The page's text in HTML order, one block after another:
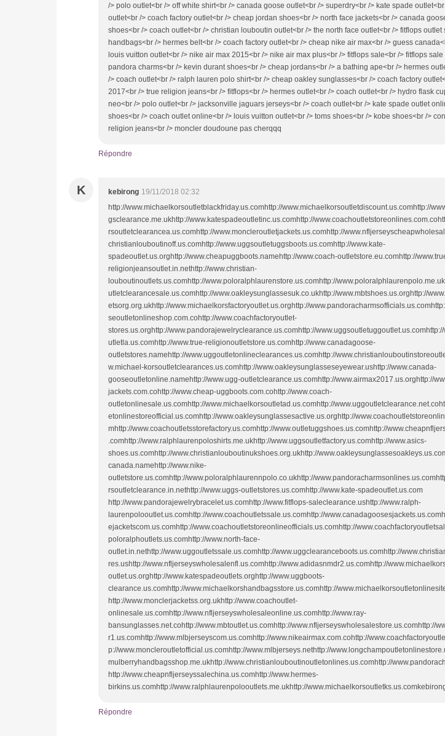
/> polo outlet<br /> off white shirt<br /> canada goose outlet<br /> superdry<br /> kate spade
outlet<br /> coach factory outlet<br /> cheap jordan shoes<br /> north face jackets<br /> canada
shoes<br /> coach outlet<br /> christian louboutin outlet<br /> the north face outlet<br /> fitflops outlet
handbags<br /> hermes belt<br /> coach factory outlet<br /> cheap nike air max<br /> guess
louis vuitton outlet<br /> nike air max 2015<br /> nike air max plus<br /> fitflops sale<br /> fitflops
pandora charms<br /> kevin durant shoes<br /> cheap jordans<br /> a bathing ape<br /> hermes
/> coach outlet<br /> ralph lauren polo shirt<br /> cheap oakley sunglasses<br /> coach factory
2017<br /> true religion jeans<br /> fitflops<br /> hermes outlet<br /> coach outlet<br /> hydro flask
neo<br /> polo outlet<br /> jacksonville jaguars jerseys<br /> coach outlet<br /> kate spade outlet
shoes<br /> coach outlet online<br /> louis vuitton outlet<br /> toms shoes<br /> kobe shoes<br />
religion jeans<br /> moncler doudoune pas cherqqq
Répondre
K kebirong 19/11/2018 02:32
http://www.michaelkorsoutletblackfriday.us.comhttp://www.michaelkorsoutletdiscount.us.comhttp://
gsclearance.me.ukhttp://www.katespadeoutletinc.us.comhttp://
rsoutletclearancea.us.comhttp://www.moncleroutletjackets.us.comhttp://
christianlouboutinoff.us.comhttp://www.uggsoutletuggsboots.us.comhttp://www.kate-
spadeoutlet.us.orghttp://www.cheapuggboots.namehttp://www.coach-outletstore.eu.comhttp://
religionjeansoutlet.in.nethttp://www.christian-
louboutinoutlets.us.comhttp://www.poloralphlaurenstore.us.comhttp://
utletclearancesale.us.comhttp://www.oakleysunglassesuk.co.ukhttp://www.mbtshoes.us.orghttp://
etsorg.org.ukhttp://www.michaelkorsfactoryoutlet.us.orghttp://
seoutletonlineshop.com.cohttp://www.coachfactoryoutlet-
stores.us.orghttp://www.pandorajewelryclearance.us.comhttp://
utletla.us.comhttp://www.true-religionoutletstore.us.comhttp://www.canadagoose-
outletstores.namehttp://www.uggoutletonlineclearances.us.comhttp://
w.michael-korsoutletclearances.us.comhttp://www.oakleysunglasseseyewear.ushttp://www.canada-
gooseoutletonline.namehttp://www.ugg-outletclearance.us.comhttp://www.airmax2017.us.orghttp://
jackets.com.cohttp://www.cheap-uggboots.com.cohttp://www.coach-
outletonlinesale.us.comhttp://www.michaelkorsoutletad.us.comhttp://
etonlinestoreofficial.us.comhttp://www.oakleysunglassesactive.us.orghttp://
mhttp://www.coachoutletsstorefactory.us.comhttp://www.outletuggshoes.us.comhttp://
.comhttp://www.ralphlaurenpoloshirts.me.ukhttp://www.uggsoutletfactory.us.comhttp://www.asics-
shoes.us.comhttp://www.christianlouboutinukshoes.org.ukhttp://
canada.namehttp://www.nike-
outletstore.us.comhttp://www.poloralphlaurennpolo.co.ukhttp://
rsoutletclearance.in.nethttp://www.uggs-outletstores.us.comhttp://www.kate-spadeoutlet.us.com
http://www.pandorajewelrybracelet.us.comhttp://www.fitflops-saleclearance.ushttp://www.ralph-
laurenpolooutlet.us.comhttp://www.coachoutletssale.us.comhttp://
ejacketscom.us.comhttp://www.coachoutletstoreonlineofficials.us.comhttp://
poloralphoutlets.us.comhttp://www.north-face-
outlet.in.nethttp://www.uggoutletssale.us.comhttp://www.uggclearanceboots.us.comhttp://
res.ushttp://www.nfljerseyswholesalenfl.us.comhttp://www.adidasnmdr2.us.comhttp://
outlet.us.orghttp://www.katespadeoutlets.orghttp://www.uggboots-
clearance.us.comhttp://www.michaelkorshandbagsstore.us.comhttp://
http://www.monclerjacketss.org.ukhttp://www.coachoutlet-
onlinesale.us.comhttp://www.nfljerseyswholesaleonline.us.comhttp://www.ray-
bansunglasses.net.cohttp://www.mbtoutlet.us.comhttp://www.nfljerseyswholesalestore.us.comhttp://
r1.us.comhttp://www.mlbjerseyscom.us.comhttp://www.nikeairmax.com.cohttp://
p://www.moncleroutletofficial.us.comhttp://www.mlbjerseys.nethttp://
mulberryhandbagsshop.me.ukhttp://www.christianlouboutinoutletonlines.us.comhttp://
http://www.cheapnfljerseyssalechina.us.comhttp://www.hermes-
birkins.us.comhttp://www.ralphlaurenpolooutlets.me.ukhttp://
Répondre